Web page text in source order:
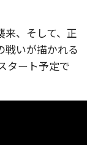
来、そして、正
戦いが描かれる
タート予定で